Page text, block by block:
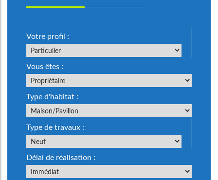
Votre profil :
Vous êtes :
Type d'habitat :
Type de travaux :
Délai de réalisation :